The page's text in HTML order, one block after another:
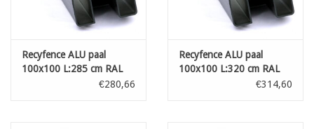
Recyfence ALU paal
100x100 L:285 cm RAL
€280,66
Recyfence ALU paal
100x100 L:320 cm RAL
€314,60